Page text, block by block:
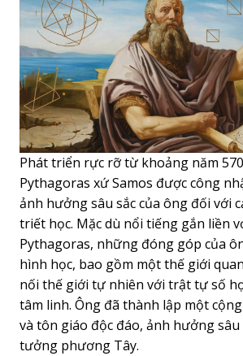
Phát triển rực rỡ từ khoảng năm
Pythagoras xứ Samos được công
ảnh hưởng sâu sắc của ông đối với
triết học. Mặc dù nổi tiếng gắn liền
Pythagoras, những đóng góp của
hình học, bao gồm một thế giới
nối thế giới tự nhiên với trật tự số
tâm linh. Ông đã thành lập một
và tôn giáo độc đáo, ảnh hưởng
tưởng phương Tây.